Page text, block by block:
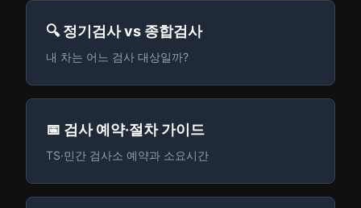
🔍 정기검사 vs 종합검사
내 차는 어느 검사 대상일까?
📅 검사 예약·절차 가이드
TS·민간 검사소 예약과 소요시간